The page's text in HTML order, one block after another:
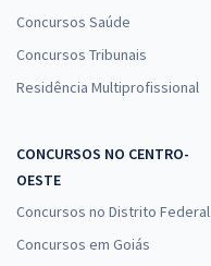
Concursos Saúde
Concursos Tribunais
Residência Multiprofissional
CONCURSOS NO CENTRO-
OESTE
Concursos no Distrito Federal
Concursos em Goiás